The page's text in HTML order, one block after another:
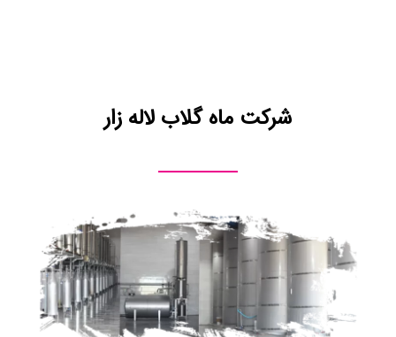
شرکت ماه گلاب لاله زار